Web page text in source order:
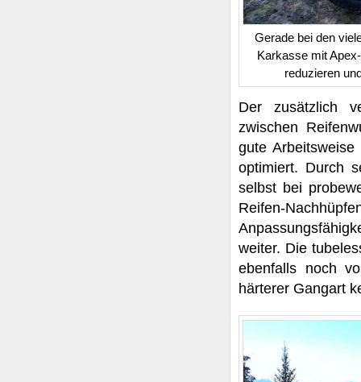
Gerade bei den
Karkasse mit
reduzieren
Der zusätzlich
zwischen
gute
optimiert. Durch
selbst bei
Reifen-
weiter. Die
ebenfalls noch
härterer Gangart